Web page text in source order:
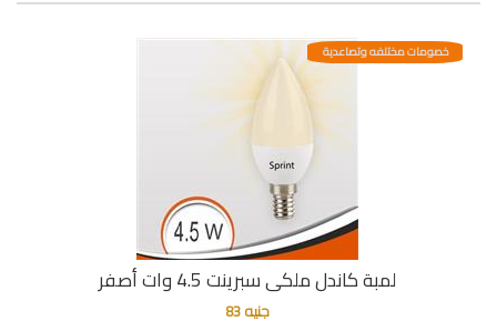
لمبة كاندل ملكى سبرينت 4.5 وات أصفر
خصومات مختلفه وتصاعدية
جنيه 83